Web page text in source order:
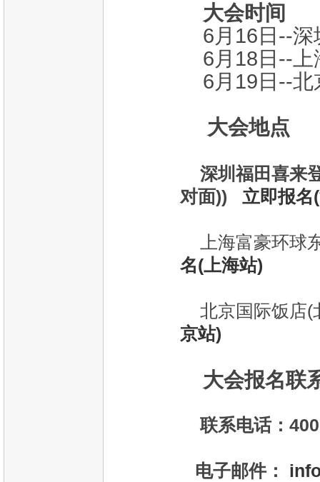
大会时间
6月16日--深
6月18日--上
6月19日--北
大会地点
深圳福田喜来
对面)) 立即报名
上海富豪环球
名(上海站)
北京国际饭店(
京站)
大会报名联
联系电话：
电子邮件：